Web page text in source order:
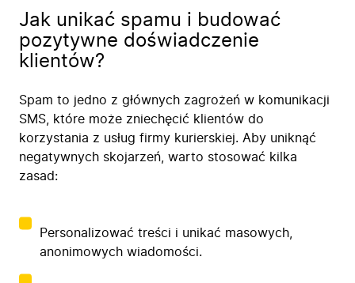
Jak unikać spamu i budować
pozytywne doświadczenie
klientów?
Spam to jedno z głównych zagrożeń w komunikacji
SMS, które może zniechęcić klientów do
korzystania z usług firmy kurierskiej. Aby uniknąć
negatywnych skojarzeń, warto stosować kilka
zasad:
Personalizować treści i unikać masowych,
anonimowych wiadomości.